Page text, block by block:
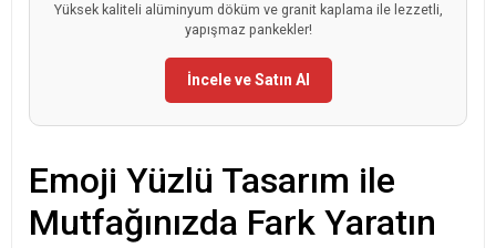
Yüksek kaliteli alüminyum döküm ve granit kaplama ile lezzetli,
yapışmaz pankekler!
İncele ve Satın Al
Emoji Yüzlü Tasarım ile
Mutfağınızda Fark Yaratın